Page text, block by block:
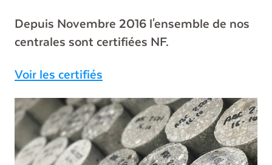
Depuis Novembre 2016 l'ensemble de nos
centrales sont certifiées NF.
Voir les certifiés